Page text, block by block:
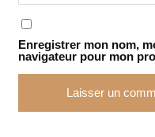
Enregistrer mon nom,
navigateur pour mon